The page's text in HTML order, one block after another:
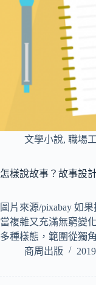
文學小說, 職場
怎樣說故事？故事設
圖片來源/pixabay 如
當複雜又充滿無窮變
多種樣態，範圍從獨
商周出版